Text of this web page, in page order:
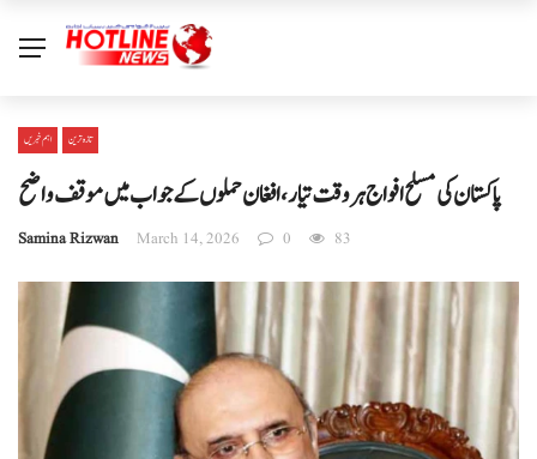
اہم خبریں تازہ ترین
پاکستان کی مسلح افواج ہر وقت تیار، افغان حملوں کے جواب میں موقف واضح
Samina Rizwan March 14, 2026 0 83